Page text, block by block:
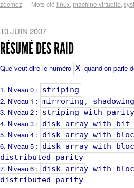
zeemoz
Mots-clé linux machine virtuelle
10 JUIN 2007
RÉSUMÉ DES RAID
Que veut dire le numéro X quand on parle
Niveau 0 : striping
Niveau 1 : mirroring,
Niveau 2 : striping with
Niveau 3 : disk array with bit-
Niveau 4 : disk array with
Niveau 5 : disk array with
distributed parity
Niveau 6 : disk array with
distributed parity